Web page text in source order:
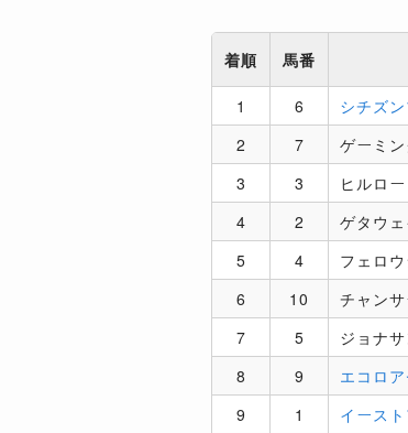
着順 馬番
1 6 シチズ
2
7 ゲーミ
3
3 ヒルロー
4
2 ゲタウ
5
4 フェロ
6
10 チャン
7
5 ジョナ
8
9 エコロ
9
1 イース